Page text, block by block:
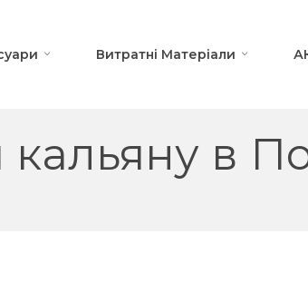
Витратні Матеріали
кальяну в